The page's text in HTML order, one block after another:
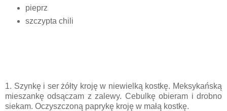
pieprz
szczypta chili
1. Szynkę i ser żółty kroję w niewielką kostkę. Meksykańską
mieszankę odsączam z zalewy. Cebulkę obieram i drobno
siekam. Oczyszczoną paprykę kroję w małą kostkę.